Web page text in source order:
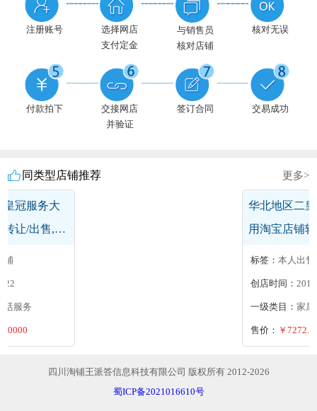
注册账号
选择网店
支付定金
与销售员
核对店铺
核对无误
付款拍下
交接网店
并验证
签订合同 交易成功
同类型店铺推荐 更多>
冠服务大
让/出售,诚
高
活服务
华北地区一
类淘宝店铺
标签： 优质店铺
创店时间： 2022
一级类目： 生活
售价： ￥
四川淘铺王派答信息科技有限公司 版权所有 2012-2026
蜀ICP备2021016610号